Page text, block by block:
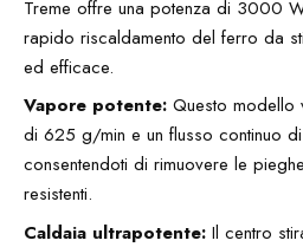
Treme offre una potenza di 3000
rapido riscaldamento del ferro da
ed efficace.
Vapore potente: Questo modello
di 625 g/min e un flusso continuo
consentendoti di rimuovere le
resistenti.
Caldaia ultrapotente: Il centro